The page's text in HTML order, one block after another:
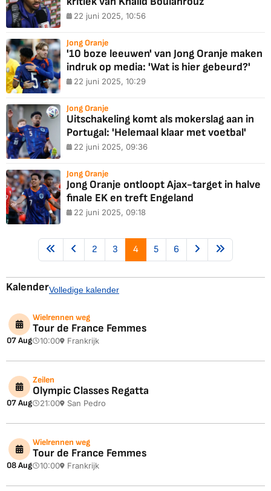
22 juni 2025, 10:56
Jong Oranje
'10 boze leeuwen' van Jong Oranje maken
indruk op media: 'Wat is hier gebeurd?'
22 juni 2025, 10:29
Jong Oranje
Uitschakeling komt als mokerslag aan in
Portugal: 'Helemaal klaar met voetbal'
22 juni 2025, 09:36
Jong Oranje
Jong Oranje ontloopt Ajax-target in halve
finale EK en treft Engeland
22 juni 2025, 09:18
2 3 4 5 6
KalenderVolledige kalender
07 Aug
Wielrennen weg
Tour de France Femmes
10:00 Frankrijk
07 Aug
Zeilen
Olympic Classes Regatta
21:00 San Pedro
08 Aug
Wielrennen weg
Tour de France Femmes
10:00 Frankrijk